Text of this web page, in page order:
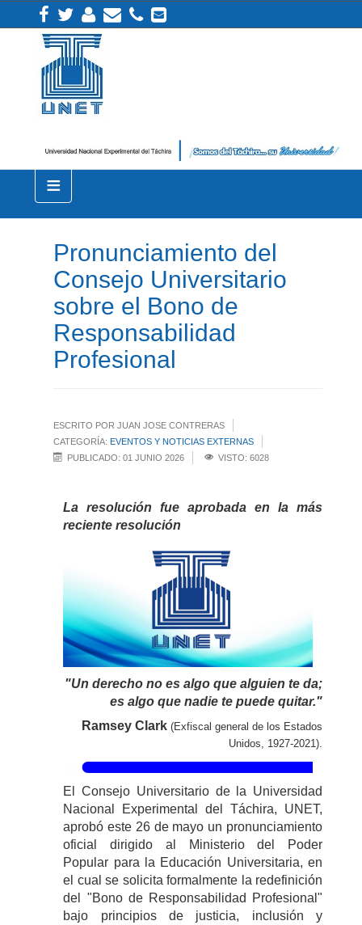
≡
Pronunciamiento del
Consejo Universitario
sobre el Bono de
Responsabilidad
Profesional
ESCRITO POR JUAN JOSE CONTRERAS
CATEGORÍA: EVENTOS Y NOTICIAS EXTERNAS
PUBLICADO: 01 JUNIO 2026
VISTO: 6028
La resolución fue aprobada en la más
reciente resolución
"Un derecho no es algo que alguien te da;
es algo que nadie te puede quitar."
Ramsey Clark (Exfiscal general de los Estados
Unidos, 1927-2021).
El Consejo Universitario de la Universidad
Nacional Experimental del Táchira, UNET,
aprobó este 26 de mayo un pronunciamiento
oficial dirigido al Ministerio del Poder
Popular para la Educación Universitaria, en
el cual se solicita formalmente la redefinición
del "Bono de Responsabilidad Profesional"
bajo principios de justicia, inclusión y